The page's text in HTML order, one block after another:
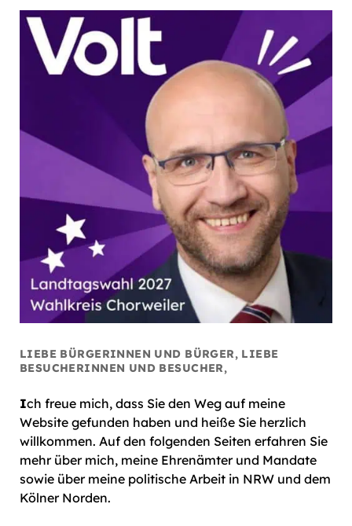
LIEBE BÜRGERINNEN UND BÜRGER, LIEBE
BESUCHERINNEN UND BESUCHER,
Ich freue mich, dass Sie den Weg auf meine
Website gefunden haben und heiße Sie herzlich
willkommen. Auf den folgenden Seiten erfahren Sie
mehr über mich, meine Ehrenämter und Mandate
sowie über meine politische Arbeit in NRW und dem
Kölner Norden.